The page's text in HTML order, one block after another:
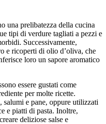
una prelibatezza della cucina
tipi di verdure tagliati a pezzi e
Successivamente,
e ricoperti di olio d’oliva, che
loro un sapore aromatico
essere gustati come
per molte ricette.
salumi e pane, oppure utilizzati
e piatti di pasta. Inoltre,
deliziose salse e